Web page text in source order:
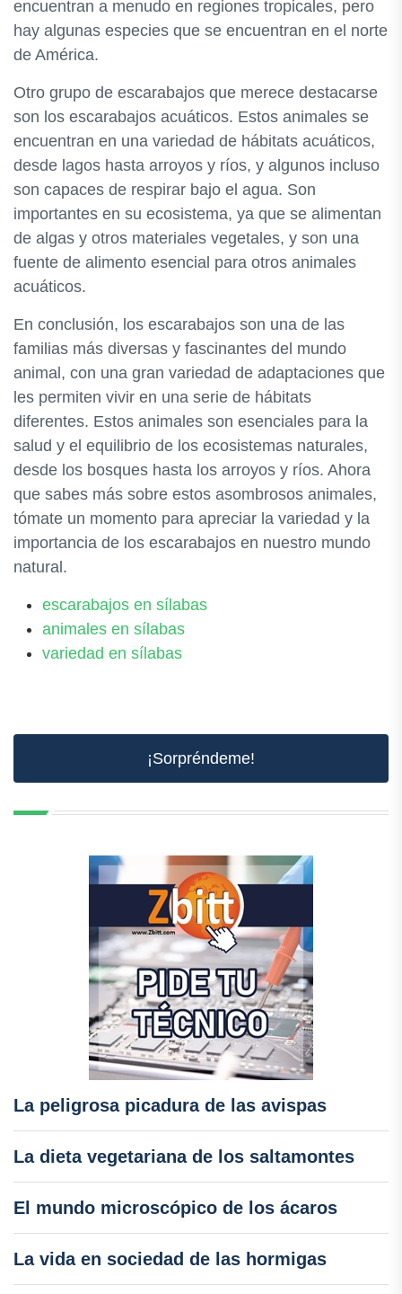
encuentran a menudo en regiones tropicales, pero
hay algunas especies que se encuentran en el norte
de América.
Otro grupo de escarabajos que merece destacarse
son los escarabajos acuáticos. Estos animales se
encuentran en una variedad de hábitats acuáticos,
desde lagos hasta arroyos y ríos, y algunos incluso
son capaces de respirar bajo el agua. Son
importantes en su ecosistema, ya que se alimentan
de algas y otros materiales vegetales, y son una
fuente de alimento esencial para otros animales
acuáticos.
En conclusión, los escarabajos son una de las
familias más diversas y fascinantes del mundo
animal, con una gran variedad de adaptaciones que
les permiten vivir en una serie de hábitats
diferentes. Estos animales son esenciales para la
salud y el equilibrio de los ecosistemas naturales,
desde los bosques hasta los arroyos y ríos. Ahora
que sabes más sobre estos asombrosos animales,
tómate un momento para apreciar la variedad y la
importancia de los escarabajos en nuestro mundo
natural.
escarabajos en sílabas
animales en sílabas
variedad en sílabas
¡Sorpréndeme!
La peligrosa picadura de las avispas
La dieta vegetariana de los saltamontes
El mundo microscópico de los ácaros
La vida en sociedad de las hormigas